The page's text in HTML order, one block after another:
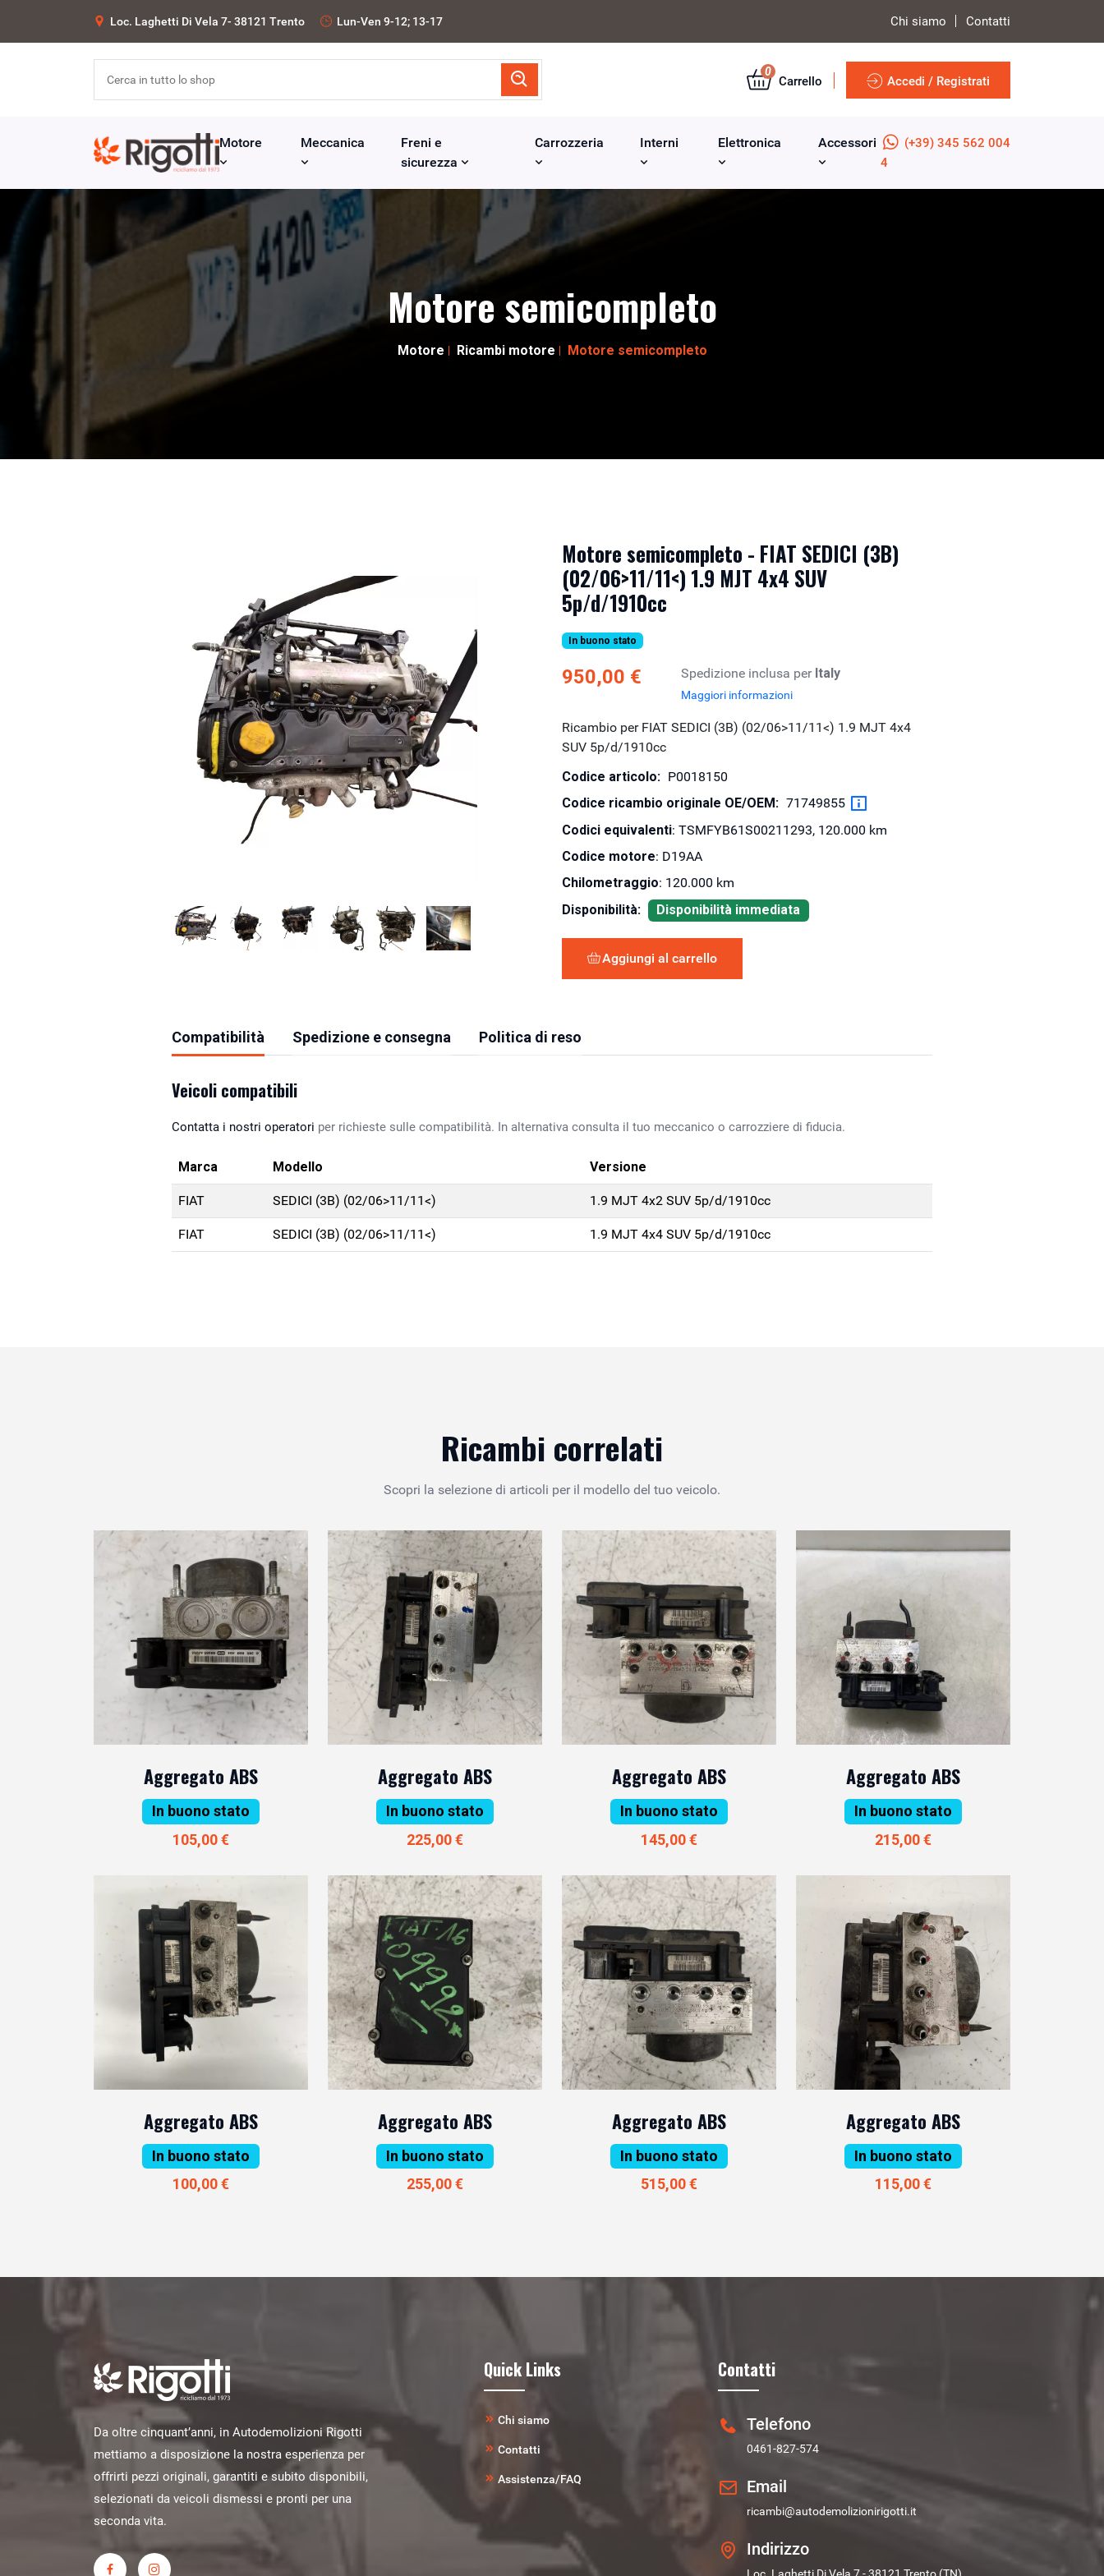
Loc. Laghetti Di Vela 7- 38121 Trento Lun-Ven 9-12; 13-17 Chi siamo Contatti
0
Carrello Accedi / Registrati
Motore Meccanica
Freni e
sicurezza
Carrozzeria Interni Elettronica Accessori
(+39) 345 562 004
4
Motore semicompleto
Motore Ricambi motore Motore semicompleto
Motore semicompleto - FIAT SEDICI (3B)
(02/06>11/11<) 1.9 MJT 4x4 SUV
5p/d/1910cc
In buono stato
950,00 € Spedizione inclusa per Italy
Maggiori informazioni
Ricambio per FIAT SEDICI (3B) (02/06>11/11<) 1.9 MJT 4x4
SUV 5p/d/1910cc
Codice articolo: P0018150
Codice ricambio originale OE/OEM: 71749855
Codici equivalenti: TSMFYB61S00211293, 120.000 km
Codice motore: D19AA
Chilometraggio: 120.000 km
Disponibilità:
Disponibilità immediata
Aggiungi al carrello
Compatibilità Spedizione e consegna Politica di reso
Veicoli compatibili
Contatta i nostri operatori per richieste sulle compatibilità. In alternativa consulta il tuo meccanico o carrozziere di fiducia.
Marca Modello Versione
FIAT SEDICI (3B) (02/06>11/11<) 1.9 MJT 4x2 SUV 5p/d/1910cc
FIAT SEDICI (3B) (02/06>11/11<) 1.9 MJT 4x4 SUV 5p/d/1910cc
Ricambi correlati
Scopri la selezione di articoli per il modello del tuo veicolo.
Aggregato ABS
In buono stato
105,00 €
Aggregato ABS
In buono stato
225,00 €
Aggregato ABS
In buono stato
145,00 €
Aggregato ABS
In buono stato
215,00 €
Aggregato ABS
In buono stato
100,00 €
Aggregato ABS
In buono stato
255,00 €
Aggregato ABS
In buono stato
515,00 €
Aggregato ABS
In buono stato
115,00 €
Da oltre cinquant’anni, in Autodemolizioni Rigotti
mettiamo a disposizione la nostra esperienza per
offrirti pezzi originali, garantiti e subito disponibili,
selezionati da veicoli dismessi e pronti per una
seconda vita.
Quick Links
Chi siamo
Contatti
Assistenza/FAQ
Contatti
Telefono
0461-827-574
Email
ricambi@autodemolizionirigotti.it
Indirizzo